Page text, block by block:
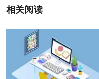
相关阅读